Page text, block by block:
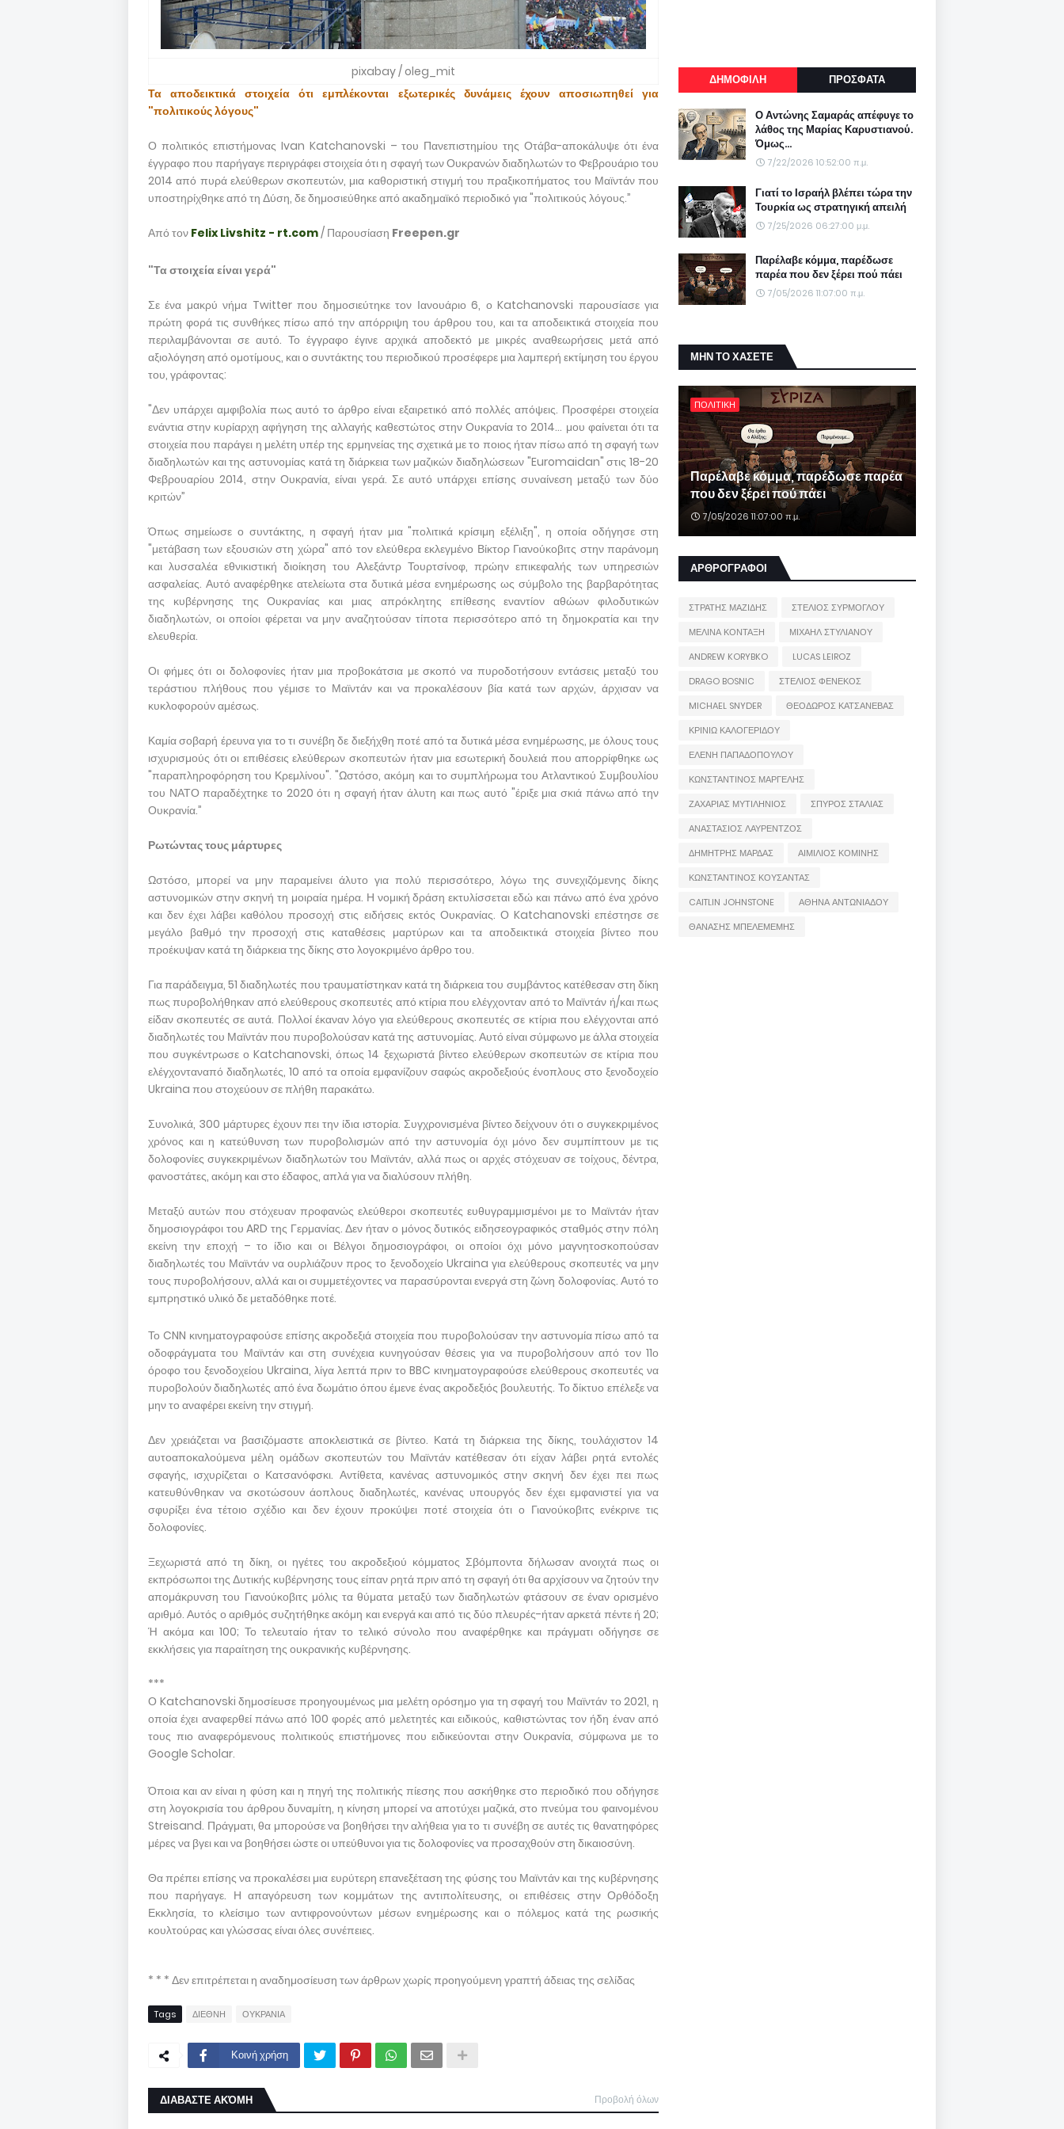
pixabay / oleg_mit
Τα αποδεικτικά στοιχεία ότι εμπλέκονται εξωτερικές δυνάμεις έχουν αποσιωπηθεί για
"πολιτικούς λόγους"
Ο πολιτικός επιστήμονας Ivan Katchanovski – του Πανεπιστημίου της Οτάβα-αποκάλυψε ότι ένα
έγγραφο που παρήγαγε περιγράφει στοιχεία ότι η σφαγή των Ουκρανών διαδηλωτών το Φεβρουάριο του
2014 από πυρά ελεύθερων σκοπευτών, μια καθοριστική στιγμή του πραξικοπήματος του Μαϊντάν που
υποστηρίχθηκε από τη Δύση, δε δημοσιεύθηκε από ακαδημαϊκό περιοδικό για "πολιτικούς λόγους.”
Από τον Felix Livshitz - rt.com/ Παρουσίαση Freepen.gr
"Τα στοιχεία είναι γερά"
Σε ένα μακρύ νήμα Twitter που δημοσιεύτηκε τον Ιανουάριο 6, ο Katchanovski παρουσίασε για
πρώτη φορά τις συνθήκες πίσω από την απόρριψη του άρθρου του, και τα αποδεικτικά στοιχεία που
περιλαμβάνονται σε αυτό. Το έγγραφο έγινε αρχικά αποδεκτό με μικρές αναθεωρήσεις μετά από
αξιολόγηση από ομοτίμους, και ο συντάκτης του περιοδικού προσέφερε μια λαμπερή εκτίμηση του έργου
του, γράφοντας:
"Δεν υπάρχει αμφιβολία πως αυτό το άρθρο είναι εξαιρετικό από πολλές απόψεις. Προσφέρει στοιχεία
ενάντια στην κυρίαρχη αφήγηση της αλλαγής καθεστώτος στην Ουκρανία το 2014... μου φαίνεται ότι τα
στοιχεία που παράγει η μελέτη υπέρ της ερμηνείας της σχετικά με το ποιος ήταν πίσω από τη σφαγή των
διαδηλωτών και της αστυνομίας κατά τη διάρκεια των μαζικών διαδηλώσεων "Euromaidan" στις 18-20
Φεβρουαρίου 2014, στην Ουκρανία, είναι γερά. Σε αυτό υπάρχει επίσης συναίνεση μεταξύ των δύο
κριτών”
Όπως σημείωσε ο συντάκτης, η σφαγή ήταν μια "πολιτικά κρίσιμη εξέλιξη", η οποία οδήγησε στη
"μετάβαση των εξουσιών στη χώρα" από τον ελεύθερα εκλεγμένο Βίκτορ Γιανούκοβιτς στην παράνομη
και λυσσαλέα εθνικιστική διοίκηση του Αλεξάντρ Τουρτσίνοφ, πρώην επικεφαλής των υπηρεσιών
ασφαλείας. Αυτό αναφέρθηκε ατελείωτα στα δυτικά μέσα ενημέρωσης ως σύμβολο της βαρβαρότητας
της κυβέρνησης της Ουκρανίας και μιας απρόκλητης επίθεσης εναντίον αθώων φιλοδυτικών
διαδηλωτών, οι οποίοι φέρεται να μην αναζητούσαν τίποτα περισσότερο από τη δημοκρατία και την
ελευθερία.
Οι φήμες ότι οι δολοφονίες ήταν μια προβοκάτσια με σκοπό να πυροδοτήσουν εντάσεις μεταξύ του
τεράστιου πλήθους που γέμισε το Μαϊντάν και να προκαλέσουν βία κατά των αρχών, άρχισαν να
κυκλοφορούν αμέσως.
Καμία σοβαρή έρευνα για το τι συνέβη δε διεξήχθη ποτέ από τα δυτικά μέσα ενημέρωσης, με όλους τους
ισχυρισμούς ότι οι επιθέσεις ελεύθερων σκοπευτών ήταν μια εσωτερική δουλειά που απορρίφθηκε ως
"παραπληροφόρηση του Κρεμλίνου". "Ωστόσο, ακόμη και το συμπλήρωμα του Ατλαντικού Συμβουλίου
του ΝΑΤΟ παραδέχτηκε το 2020 ότι η σφαγή ήταν άλυτη και πως αυτό "έριξε μια σκιά πάνω από την
Ουκρανία.”
Ρωτώντας τους μάρτυρες
Ωστόσο, μπορεί να μην παραμείνει άλυτο για πολύ περισσότερο, λόγω της συνεχιζόμενης δίκης
αστυνομικών στην σκηνή τη μοιραία ημέρα. Η νομική δράση εκτυλίσσεται εδώ και πάνω από ένα χρόνο
και δεν έχει λάβει καθόλου προσοχή στις ειδήσεις εκτός Ουκρανίας. Ο Katchanovski επέστησε σε
μεγάλο βαθμό την προσοχή στις καταθέσεις μαρτύρων και τα αποδεικτικά στοιχεία βίντεο που
προέκυψαν κατά τη διάρκεια της δίκης στο λογοκριμένο άρθρο του.
Για παράδειγμα, 51 διαδηλωτές που τραυματίστηκαν κατά τη διάρκεια του συμβάντος κατέθεσαν στη δίκη
πως πυροβολήθηκαν από ελεύθερους σκοπευτές από κτίρια που ελέγχονταν από το Μαϊντάν ή/και πως
είδαν σκοπευτές σε αυτά. Πολλοί έκαναν λόγο για ελεύθερους σκοπευτές σε κτίρια που ελέγχονται από
διαδηλωτές του Μαϊντάν που πυροβολούσαν κατά της αστυνομίας. Αυτό είναι σύμφωνο με άλλα στοιχεία
που συγκέντρωσε ο Katchanovski, όπως 14 ξεχωριστά βίντεο ελεύθερων σκοπευτών σε κτίρια που
ελέγχονταναπό διαδηλωτές, 10 από τα οποία εμφανίζουν σαφώς ακροδεξιούς ένοπλους στο ξενοδοχείο
Ukraina που στοχεύουν σε πλήθη παρακάτω.
Συνολικά, 300 μάρτυρες έχουν πει την ίδια ιστορία. Συγχρονισμένα βίντεο δείχνουν ότι ο συγκεκριμένος
χρόνος και η κατεύθυνση των πυροβολισμών από την αστυνομία όχι μόνο δεν συμπίπτουν με τις
δολοφονίες συγκεκριμένων διαδηλωτών του Μαϊντάν, αλλά πως οι αρχές στόχευαν σε τοίχους, δέντρα,
φανοστάτες, ακόμη και στο έδαφος, απλά για να διαλύσουν πλήθη.
Μεταξύ αυτών που στόχευαν προφανώς ελεύθεροι σκοπευτές ευθυγραμμισμένοι με το Μαϊντάν ήταν
δημοσιογράφοι του ARD της Γερμανίας. Δεν ήταν ο μόνος δυτικός ειδησεογραφικός σταθμός στην πόλη
εκείνη την εποχή – το ίδιο και οι Βέλγοι δημοσιογράφοι, οι οποίοι όχι μόνο μαγνητοσκοπούσαν
διαδηλωτές του Μαϊντάν να ουρλιάζουν προς το ξενοδοχείο Ukraina για ελεύθερους σκοπευτές να μην
τους πυροβολήσουν, αλλά και οι συμμετέχοντες να παρασύρονται ενεργά στη ζώνη δολοφονίας. Αυτό το
εμπρηστικό υλικό δε μεταδόθηκε ποτέ.
Το CNN κινηματογραφούσε επίσης ακροδεξιά στοιχεία που πυροβολούσαν την αστυνομία πίσω από τα
οδοφράγματα του Μαϊντάν και στη συνέχεια κυνηγούσαν θέσεις για να πυροβολήσουν από τον 11ο
όροφο του ξενοδοχείου Ukraina, λίγα λεπτά πριν το BBC κινηματογραφούσε ελεύθερους σκοπευτές να
πυροβολούν διαδηλωτές από ένα δωμάτιο όπου έμενε ένας ακροδεξιός βουλευτής. Το δίκτυο επέλεξε να
μην το αναφέρει εκείνη την στιγμή.
Δεν χρειάζεται να βασιζόμαστε αποκλειστικά σε βίντεο. Κατά τη διάρκεια της δίκης, τουλάχιστον 14
αυτοαποκαλούμενα μέλη ομάδων σκοπευτών του Μαϊντάν κατέθεσαν ότι είχαν λάβει ρητά εντολές
σφαγής, ισχυρίζεται ο Κατσανόφσκι. Αντίθετα, κανένας αστυνομικός στην σκηνή δεν έχει πει πως
κατευθύνθηκαν να σκοτώσουν άοπλους διαδηλωτές, κανένας υπουργός δεν έχει εμφανιστεί για να
σφυρίξει ένα τέτοιο σχέδιο και δεν έχουν προκύψει ποτέ στοιχεία ότι ο Γιανούκοβιτς ενέκρινε τις
δολοφονίες.
Ξεχωριστά από τη δίκη, οι ηγέτες του ακροδεξιού κόμματος Σβόμποντα δήλωσαν ανοιχτά πως οι
εκπρόσωποι της Δυτικής κυβέρνησης τους είπαν ρητά πριν από τη σφαγή ότι θα αρχίσουν να ζητούν την
απομάκρυνση του Γιανούκοβιτς μόλις τα θύματα μεταξύ των διαδηλωτών φτάσουν σε έναν ορισμένο
αριθμό. Αυτός ο αριθμός συζητήθηκε ακόμη και ενεργά και από τις δύο πλευρές-ήταν αρκετά πέντε ή 20;
Ή ακόμα και 100; Το τελευταίο ήταν το τελικό σύνολο που αναφέρθηκε και πράγματι οδήγησε σε
εκκλήσεις για παραίτηση της ουκρανικής κυβέρνησης.
***
Ο Katchanovski δημοσίευσε προηγουμένως μια μελέτη ορόσημο για τη σφαγή του Μαϊντάν το 2021, η
οποία έχει αναφερθεί πάνω από 100 φορές από μελετητές και ειδικούς, καθιστώντας τον ήδη έναν από
τους πιο αναφερόμενους πολιτικούς επιστήμονες που ειδικεύονται στην Ουκρανία, σύμφωνα με το
Google Scholar.
Όποια και αν είναι η φύση και η πηγή της πολιτικής πίεσης που ασκήθηκε στο περιοδικό που οδήγησε
στη λογοκρισία του άρθρου δυναμίτη, η κίνηση μπορεί να αποτύχει μαζικά, στο πνεύμα του φαινομένου
Streisand. Πράγματι, θα μπορούσε να βοηθήσει την αλήθεια για το τι συνέβη σε αυτές τις θανατηφόρες
μέρες να βγει και να βοηθήσει ώστε οι υπεύθυνοι για τις δολοφονίες να προσαχθούν στη δικαιοσύνη.
Θα πρέπει επίσης να προκαλέσει μια ευρύτερη επανεξέταση της φύσης του Μαϊντάν και της κυβέρνησης
που παρήγαγε. Η απαγόρευση των κομμάτων της αντιπολίτευσης, οι επιθέσεις στην Ορθόδοξη
Εκκλησία, το κλείσιμο των αντιφρονούντων μέσων ενημέρωσης και ο πόλεμος κατά της ρωσικής
κουλτούρας και γλώσσας είναι όλες συνέπειες.
* * * Δεν επιτρέπεται η αναδημοσίευση των άρθρων χωρίς προηγούμενη γραπτή άδειας της σελίδας
Tags ΔΙΕΘΝΗ ΟΥΚΡΑΝΙΑ
Κοινή χρήση
ΔΙΑΒΑΣΤΕ ΑΚΌΜΗ Προβολή όλων
ΔΗΜΟΦΙΛΗ ΠΡΟΣΦΑΤΑ
Ο Αντώνης Σαμαράς απέφυγε το
λάθος της Μαρίας Καρυστιανού.
Όμως...
7/22/2026 10:52:00 π.μ.
Γιατί το Ισραήλ βλέπει τώρα την
Τουρκία ως στρατηγική απειλή
7/25/2026 06:27:00 μ.μ.
Παρέλαβε κόμμα, παρέδωσε
παρέα που δεν ξέρει πού πάει
7/05/2026 11:07:00 π.μ.
ΜΗΝ ΤΟ ΧΑΣΕΤΕ
ΠΟΛΙΤΙΚΗ
Παρέλαβε κόμμα, παρέδωσε παρέα
που δεν ξέρει πού πάει
7/05/2026 11:07:00 π.μ.
ΑΡΘΡΟΓΡΑΦΟΙ
ΣΤΡΑΤΗΣ ΜΑΖΙΔΗΣ
ΣΤΕΛΙΟΣ ΣΥΡΜΟΓΛΟΥ
ΜΕΛΙΝΑ ΚΟΝΤΑΞΗ
ΜΙΧΑΗΛ ΣΤΥΛΙΑΝΟΥ
ANDREW KORYBKO
LUCAS LEIROZ
DRAGO BOSNIC
ΣΤΕΛΙΟΣ ΦΕΝΕΚΟΣ
MICHAEL SNYDER
ΘΕΟΔΩΡΟΣ ΚΑΤΣΑΝΕΒΑΣ
ΚΡΙΝΙΩ ΚΑΛΟΓΕΡΙΔΟΥ
ΕΛΕΝΗ ΠΑΠΑΔΟΠΟΥΛΟΥ
ΚΩΝΣΤΑΝΤΙΝΟΣ ΜΑΡΓΕΛΗΣ
ΖΑΧΑΡΙΑΣ ΜΥΤΙΛΗΝΙΟΣ
ΣΠΥΡΟΣ ΣΤΑΛΙΑΣ
ΑΝΑΣΤΑΣΙΟΣ ΛΑΥΡΕΝΤΖΟΣ
ΔΗΜΗΤΡΗΣ ΜΑΡΔΑΣ
ΑΙΜΙΛΙΟΣ ΚΟΜΙΝΗΣ
ΚΩΝΣΤΑΝΤΙΝΟΣ ΚΟΥΣΑΝΤΑΣ
CAITLIN JOHNSTONE
ΑΘΗΝΑ ΑΝΤΩΝΙΑΔΟΥ
ΘΑΝΑΣΗΣ ΜΠΕΛΕΜΕΜΗΣ